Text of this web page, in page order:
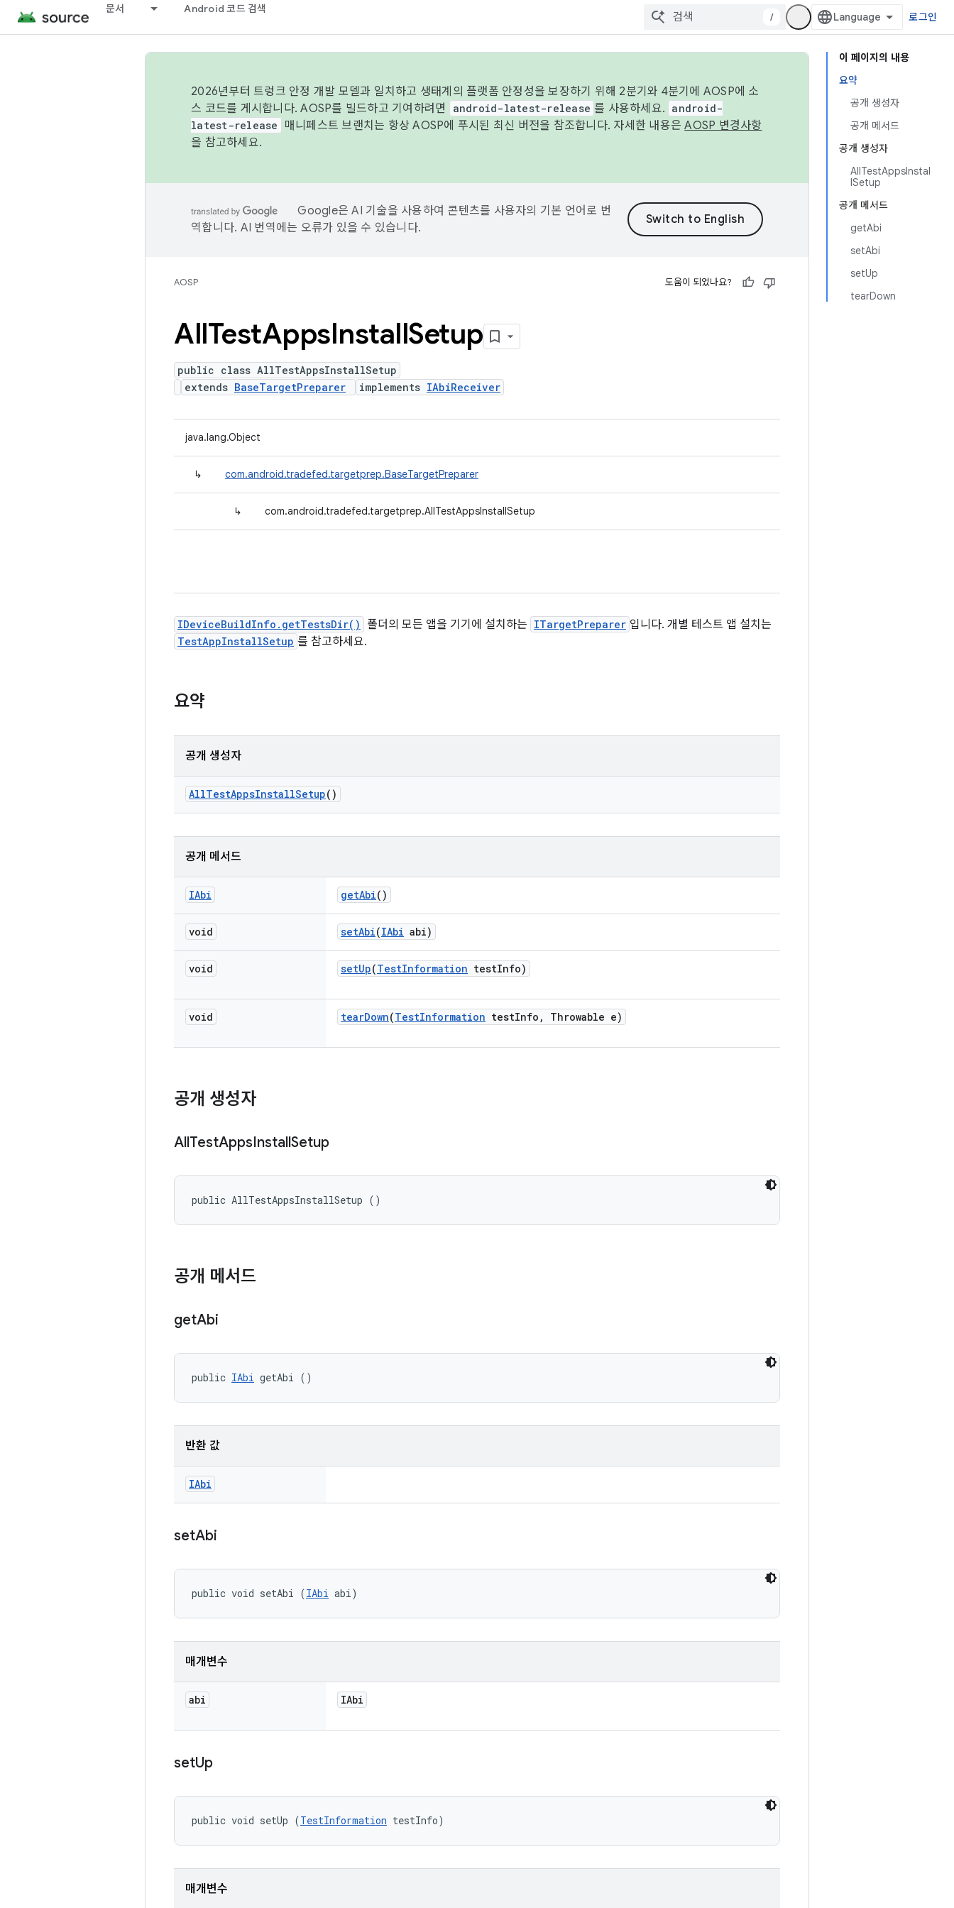
문서 Android 코드 검색
/ 로그인
이 페이지의 내용
요약
공개 생성자
공개 메서드
공개 생성자
AllTestAppsInstal
lSetup
공개 메서드
getAbi
setAbi
setUp
tearDown
2026년부터 트렁크 안정 개발 모델과 일치하고 생태계의 플랫폼 안정성을 보장하기 위해 2분기와 4분기에 AOSP에 소
스 코드를 게시합니다. AOSP를 빌드하고 기여하려면
android-latest-release 를 사용하세요. android-
latest-release
매니페스트 브랜치는 항상 AOSP에 푸시된 최신 버전을 참조합니다. 자세한 내용은AOSP 변경사항
을 참고하세요.
Google은 AI 기술을 사용하여 콘텐츠를 사용자의 기본 언어로 번
역합니다. AI 번역에는 오류가 있을 수 있습니다.
AOSP 도움이 되었나요?
AllTestAppsInstallSetup
public class AllTestAppsInstallSetup
extends BaseTargetPreparer implements IAbiReceiver
java.lang.Object
↳ com.android.tradefed.targetprep.BaseTargetPreparer
↳ com.android.tradefed.targetprep.AllTestAppsInstallSetup
IDeviceBuildInfo.getTestsDir() 폴더의 모든 앱을 기기에 설치하는 ITargetPreparer 입니다. 개별 테스트 앱 설치는
TestAppInstallSetup 를 참고하세요.
요약
공개 생성자
AllTestAppsInstallSetup()
공개 메서드
IAbi getAbi()
void setAbi(IAbi abi)
void setUp(TestInformation testInfo)
void tearDown(TestInformation testInfo , Throwable e)
공개 생성자
AllTestAppsInstallSetup
public AllTestAppsInstallSetup ()
공개 메서드
getAbi
public IAbi getAbi ()
반환 값
IAbi
setAbi
public void setAbi (IAbi abi)
매개변수
abi IAbi
setUp
public void setUp (TestInformation testInfo)
매개변수